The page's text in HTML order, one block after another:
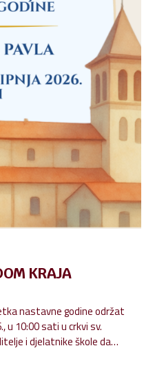
KRAJA
nastavne godine održat
u 10:00 sati u crkvi sv.
i djelatnike škole da
nastavne godine.